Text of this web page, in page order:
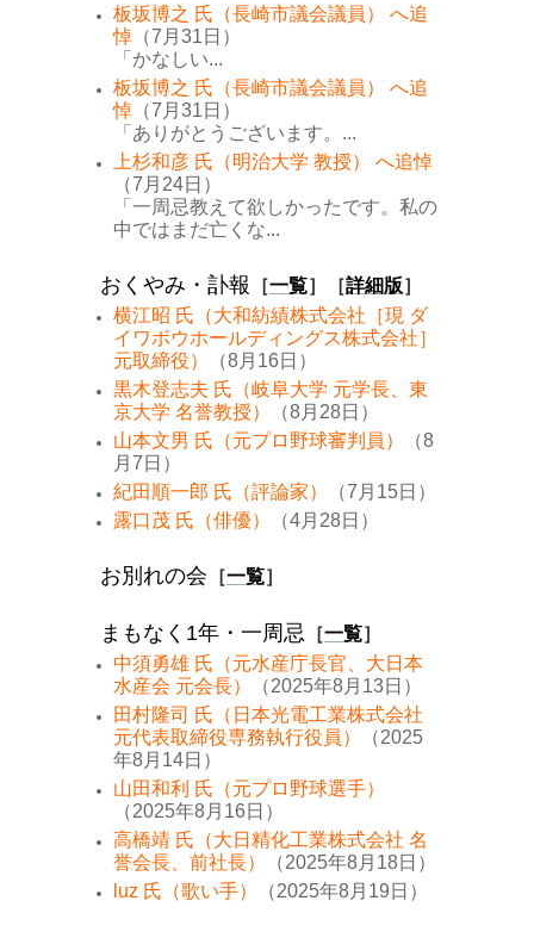
板坂博之 氏（長崎市議会議員） へ追
悼 （7月31日）
「かなしい...
板坂博之 氏（長崎市議会議員） へ追
悼 （7月31日）
「ありがとうございます。...
上杉和彦 氏（明治大学 教授） へ追悼
（7月24日）
「一周忌教えて欲しかったです。私の
中ではまだ亡くな...
おくやみ・訃報 ［一覧］［詳細版］
横江昭 氏（大和紡績株式会社［現 ダ
イワボウホールディングス株式会社］
元取締役）
（8月16日）
黒木登志夫 氏（岐阜大学 元学長、東
京大学 名誉教授）
（8月28日）
山本文男 氏（元プロ野球審判員）
（8
月7日）
紀田順一郎 氏（評論家）
（7月15日）
露口茂 氏（俳優）
（4月28日）
お別れの会 ［一覧］
まもなく1年・一周忌 ［一覧］
中須勇雄 氏（元水産庁長官、大日本
水産会 元会長）
（2025年8月13日）
田村隆司 氏（日本光電工業株式会社
元代表取締役専務執行役員）
（2025
年8月14日）
山田和利 氏（元プロ野球選手）
（2025年8月16日）
高橋靖 氏（大日精化工業株式会社 名
誉会長、前社長）
（2025年8月18日）
luz 氏（歌い手）
（2025年8月19日）